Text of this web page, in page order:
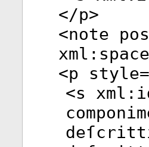
</p>
<note
xml:space
<p style
<s